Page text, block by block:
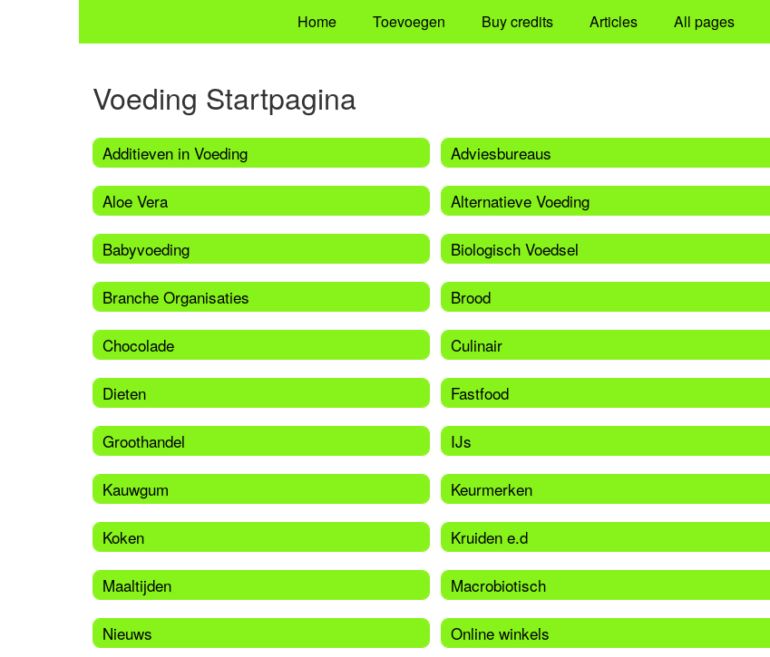
Home Toevoegen Buy credits Articles All pages
Voeding Startpagina
Additieven in Voeding
Aloe Vera
Babyvoeding
Branche Organisaties
Chocolade
Dieten
Groothandel
Kauwgum
Koken
Maaltijden
Nieuws
Adviesbureaus
Alternatieve Voeding
Biologisch Voedsel
Brood
Culinair
Fastfood
IJs
Keurmerken
Kruiden e.d
Macrobiotisch
Online winkels